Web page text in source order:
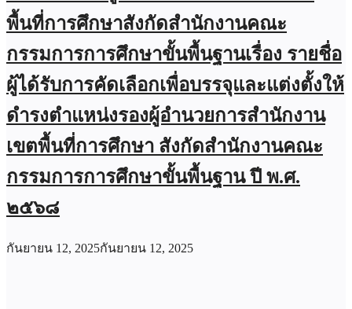
พื้นที่การศึกษาสังกัดสำนักงานคณะ
กรรมการการศึกษาขั้นพื้นฐานเรื่อง รายชื่อ
ผู้ได้รับการคัดเลือกเพื่อบรรจุและแต่งตั้งให้
ดำรงตำแหน่งรองผู้อำนวยการสำนักงาน
เขตพื้นที่การศึกษา สังกัดสำนักงานคณะ
กรรมการการศึกษาขั้นพื้นฐาน ปี พ.ศ.
๒๕๖๘
กันยายน 12, 2025กันยายน 12, 2025